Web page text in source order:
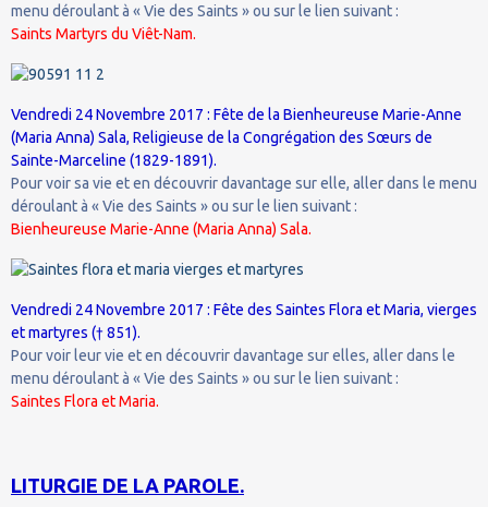
menu déroulant à « Vie des Saints » ou sur le lien suivant :
Saints Martyrs du Viêt-Nam.
Vendredi 24 Novembre 2017 : Fête de la Bienheureuse Marie-Anne
(Maria Anna) Sala, Religieuse de la Congrégation des Sœurs de
Sainte-Marceline (1829-1891).
Pour voir sa vie et en découvrir davantage sur elle, aller dans le menu
déroulant à « Vie des Saints » ou sur le lien suivant :
Bienheureuse Marie-Anne (Maria Anna) Sala.
Vendredi 24 Novembre 2017 : Fête des Saintes Flora et Maria, vierges
et martyres († 851).
Pour voir leur vie et en découvrir davantage sur elles, aller dans le
menu déroulant à « Vie des Saints » ou sur le lien suivant :
Saintes Flora et Maria.
LITURGIE DE LA PAROLE.